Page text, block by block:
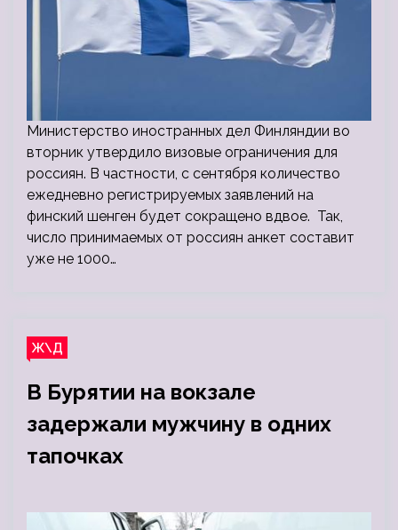
Министерство иностранных дел Финляндии во
вторник утвердило визовые ограничения для
россиян. В частности, с сентября количество
ежедневно регистрируемых заявлений на
финский шенген будет сокращено вдвое. Так,
число принимаемых от россиян анкет составит
уже не 1000…
Ж\Д
В Бурятии на вокзале
задержали мужчину в одних
тапочках